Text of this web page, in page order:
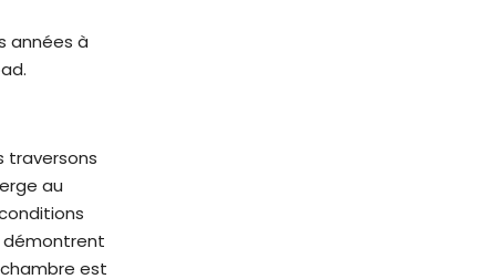
années à
traversons
au
démontrent
est